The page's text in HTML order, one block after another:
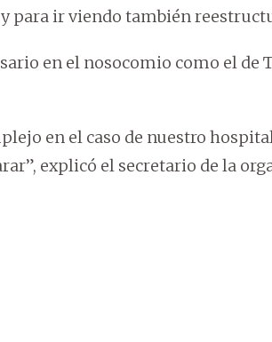
para ir viendo también
en el nosocomio como el de
en el caso de nuestro
explicó el secretario de la